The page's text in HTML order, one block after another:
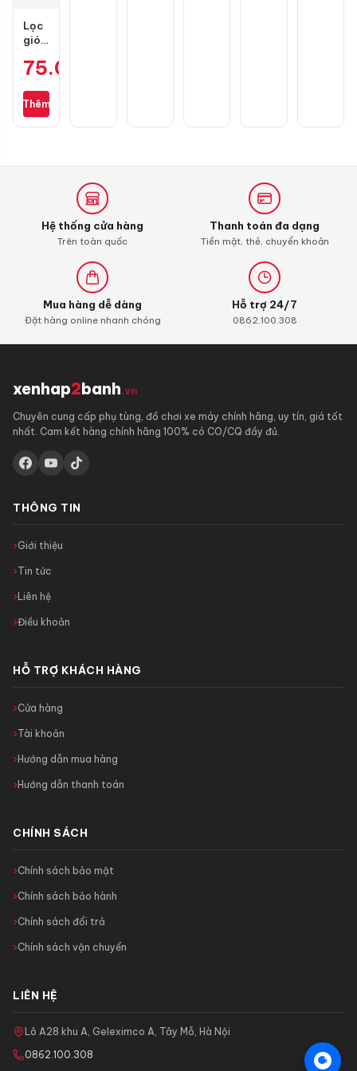
Lọc
gió
cho
S110,
RSX
con)
75.000
Thêm
Hệ thống cửa hàng
Trên toàn quốc
Thanh toán đa dạng
Tiền mặt, thẻ, chuyển khoản
Mua hàng dễ dàng
Đặt hàng online nhanh chóng
Hỗ trợ 24/7
0862.100.308
xenhap2banh.vn
Chuyên cung cấp phụ tùng, đồ chơi xe máy chính hãng, uy tín, giá tốt
nhất. Cam kết hàng chính hãng 100% có CO/CQ đầy đủ.
THÔNG TIN
Giới thiệu
Tin tức
Liên hệ
Điều khoản
HỖ TRỢ KHÁCH HÀNG
Cửa hàng
Tài khoản
Hướng dẫn mua hàng
Hướng dẫn thanh toán
CHÍNH SÁCH
Chính sách bảo mật
Chính sách bảo hành
Chính sách đổi trả
Chính sách vận chuyển
LIÊN HỆ
Lô A28 khu A, Geleximco A, Tây Mỗ, Hà Nội
0862.100.308